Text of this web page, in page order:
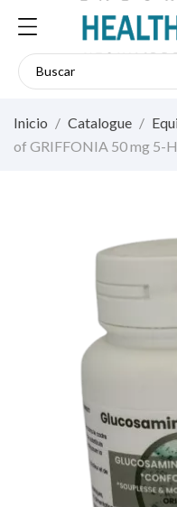
Inicio Catalogue
of GRIFFONIA 50 mg 5-